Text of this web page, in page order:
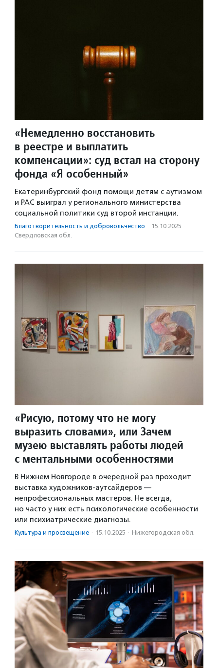
«Немедленно восстановить
в реестре и выплатить
компенсации»: суд встал на сторону
фонда «Я особенный»
Екатеринбургский фонд помощи детям с аутизмом
и РАС выиграл у регионального министерства
социальной политики суд второй инстанции.
Благотвори­тель­ность и доброволь­чест­во · 15.10.2025 ·
Свердловская обл.
«Рисую, потому что не могу
выразить словами», или Зачем
музею выставлять работы людей
с ментальными особенностями
В Нижнем Новгороде в очередной раз проходит
выставка художников-аутсайдеров —
непрофессиональных мастеров. Не всегда,
но часто у них есть психологические особенности
или психиатрические диагнозы.
Культура и просвещение · 15.10.2025 · Нижегородская обл.